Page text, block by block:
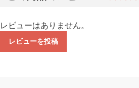
レビューはありません。
レビューを投稿